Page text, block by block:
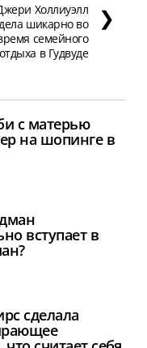
Холлиуэлл
шикарно во
семейного
отдыха в Гудвуде
❯
с матерью
на шопинге в
вступает в
сделала